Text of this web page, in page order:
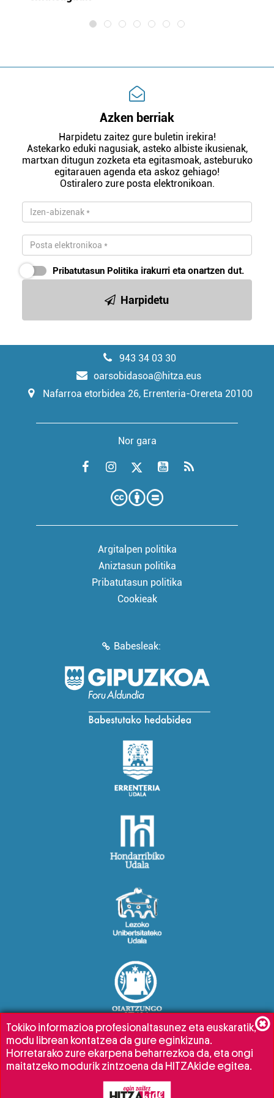
Azken berriak
Harpidetu zaitez gure buletin irekira!
Astekarko eduki nagusiak, asteko albiste ikusienak,
martxan ditugun zozketa eta egitasmoak, asteburuko
egitarauen agenda eta askoz gehiago!
Ostiralero zure posta elektronikoan.
Pribatutasun Politika irakurri eta onartzen dut.
Harpidetu
943 34 03 30
oarsobidasoa@hitza.eus
Nafarroa etorbidea 26, Errenteria-Orereta 20100
Nor gara
Argitalpen politika
Aniztasun politika
Pribatutasun politika
Cookieak
Babesleak:
Tokiko informazioa profesionaltasunez eta euskaratik,
modu librean kontatzea da gure eginkizuna.
Horretarako zure ekarpena beharrezkoa da, eta ongi
maitatzeko modurik zintzoena da HITZAkide egitea.